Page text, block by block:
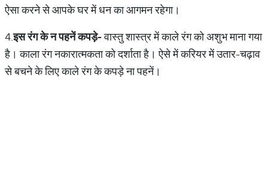
ऐसा करने से आपके घर में धन का आगमन रहेगा।
4.इस रंग के न पहनें कपड़े-वास्तु शास्त्र में काले रंग को अशुभ माना गया
है। काला रंग नकारात्मकता को दर्शाता है। ऐसे में करियर में उतार-चढ़ाव
से बचने के लिए काले रंग के कपड़े ना पहनें।